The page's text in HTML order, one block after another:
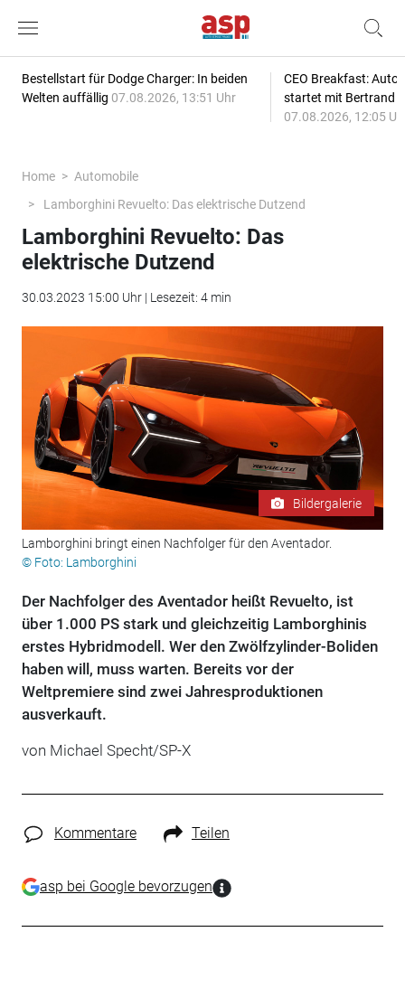
Bestellstart für Dodge Charger: In beiden
Welten auffällig 07.08.2026, 13:51 Uhr
CEO Breakfast:
startet mit Bertrand
07.08.2026, 12:05
Home
Automobile
Lamborghini Revuelto: Das elektrische Dutzend
Lamborghini Revuelto: Das
elektrische Dutzend
30.03.2023 15:00 Uhr | Lesezeit: 4 min
Bildergalerie
Lamborghini bringt einen Nachfolger für den Aventador.
© Foto: Lamborghini
Der Nachfolger des Aventador heißt Revuelto, ist
über 1.000 PS stark und gleichzeitig Lamborghinis
erstes Hybridmodell. Wer den Zwölfzylinder-Boliden
haben will, muss warten. Bereits vor der
Weltpremiere sind zwei Jahresproduktionen
ausverkauft.
von Michael Specht/SP-X
Kommentare Teilen
asp bei Google bevorzugen